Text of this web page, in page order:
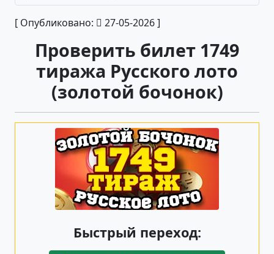
[ Опубликовано: 27-05-2026 ]
Проверить билет 1749
тиража Русского лото
(золотой бочонок)
Быстрый переход: